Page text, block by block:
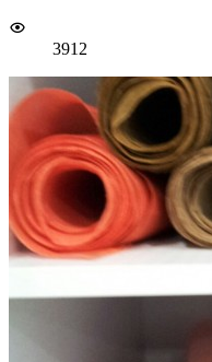
3912